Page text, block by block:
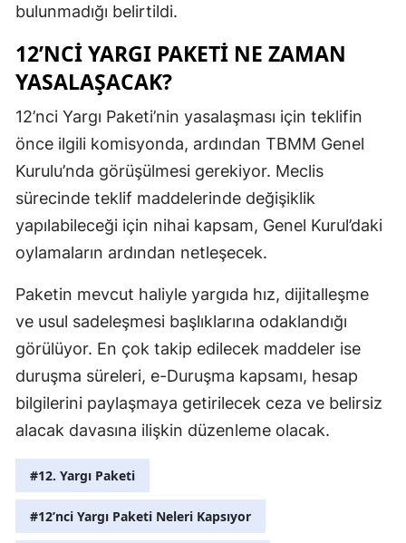
bulunmadığı belirtildi.
12’NCI YARGI PAKETI NE ZAMAN
YASALAŞACAK?
12’nci Yargı Paketi’nin yasalaşması için teklifin
önce ilgili komisyonda, ardından TBMM Genel
Kurulu’nda görüşülmesi gerekiyor. Meclis
sürecinde teklif maddelerinde değişiklik
yapılabileceği için nihai kapsam, Genel Kurul’daki
oylamaların ardından netleşecek.
Paketin mevcut haliyle yargıda hız, dijitalleşme
ve usul sadeleşmesi başlıklarına odaklandığı
görülüyor. En çok takip edilecek maddeler ise
duruşma süreleri, e-Duruşma kapsamı, hesap
bilgilerini paylaşmaya getirilecek ceza ve belirsiz
alacak davasına ilişkin düzenleme olacak.
#12. Yargı Paketi
#12’nci Yargı Paketi Neleri Kapsıyor